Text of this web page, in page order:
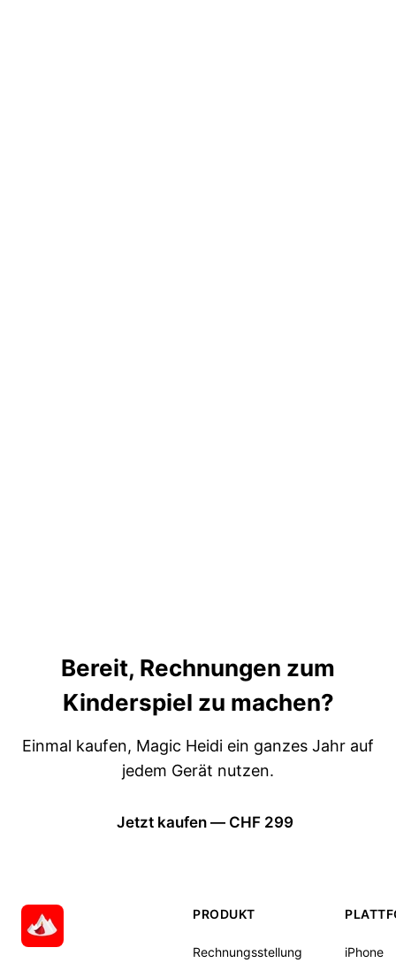
Bereit, Rechnungen zum
Kinderspiel zu machen?
Einmal kaufen, Magic Heidi ein ganzes Jahr auf
jedem Gerät nutzen.
Jetzt kaufen — CHF 299
PRODUKT
Rechnungsstellung iPhone